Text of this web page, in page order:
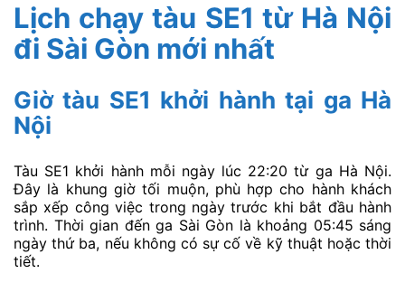
Lịch chạy tàu SE1 từ Hà Nội
đi Sài Gòn mới nhất
Giờ tàu SE1 khởi hành tại ga Hà
Nội
Tàu SE1 khởi hành mỗi ngày lúc 22:20 từ ga Hà Nội.
Đây là khung giờ tối muộn, phù hợp cho hành khách
sắp xếp công việc trong ngày trước khi bắt đầu hành
trình. Thời gian đến ga Sài Gòn là khoảng 05:45 sáng
ngày thứ ba, nếu không có sự cố về kỹ thuật hoặc thời
tiết.